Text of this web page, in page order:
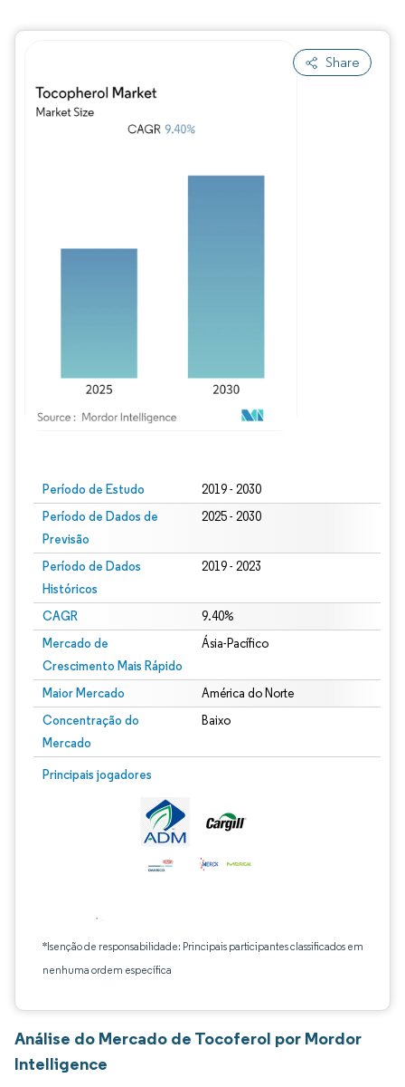
Share
Período de Estudo 2019 - 2030
Período de Dados de
Previsão
2025 - 2030
Período de Dados
Históricos
2019 - 2023
CAGR 9.40%
Mercado de
Crescimento Mais Rápido
Ásia-Pacífico
Maior Mercado América do Norte
Concentração do
Mercado
Baixo
Principais jogadores
*Isenção de responsabilidade: Principais participantes classificados em
nenhuma ordem específica
Análise do Mercado de Tocoferol por Mordor
Intelligence